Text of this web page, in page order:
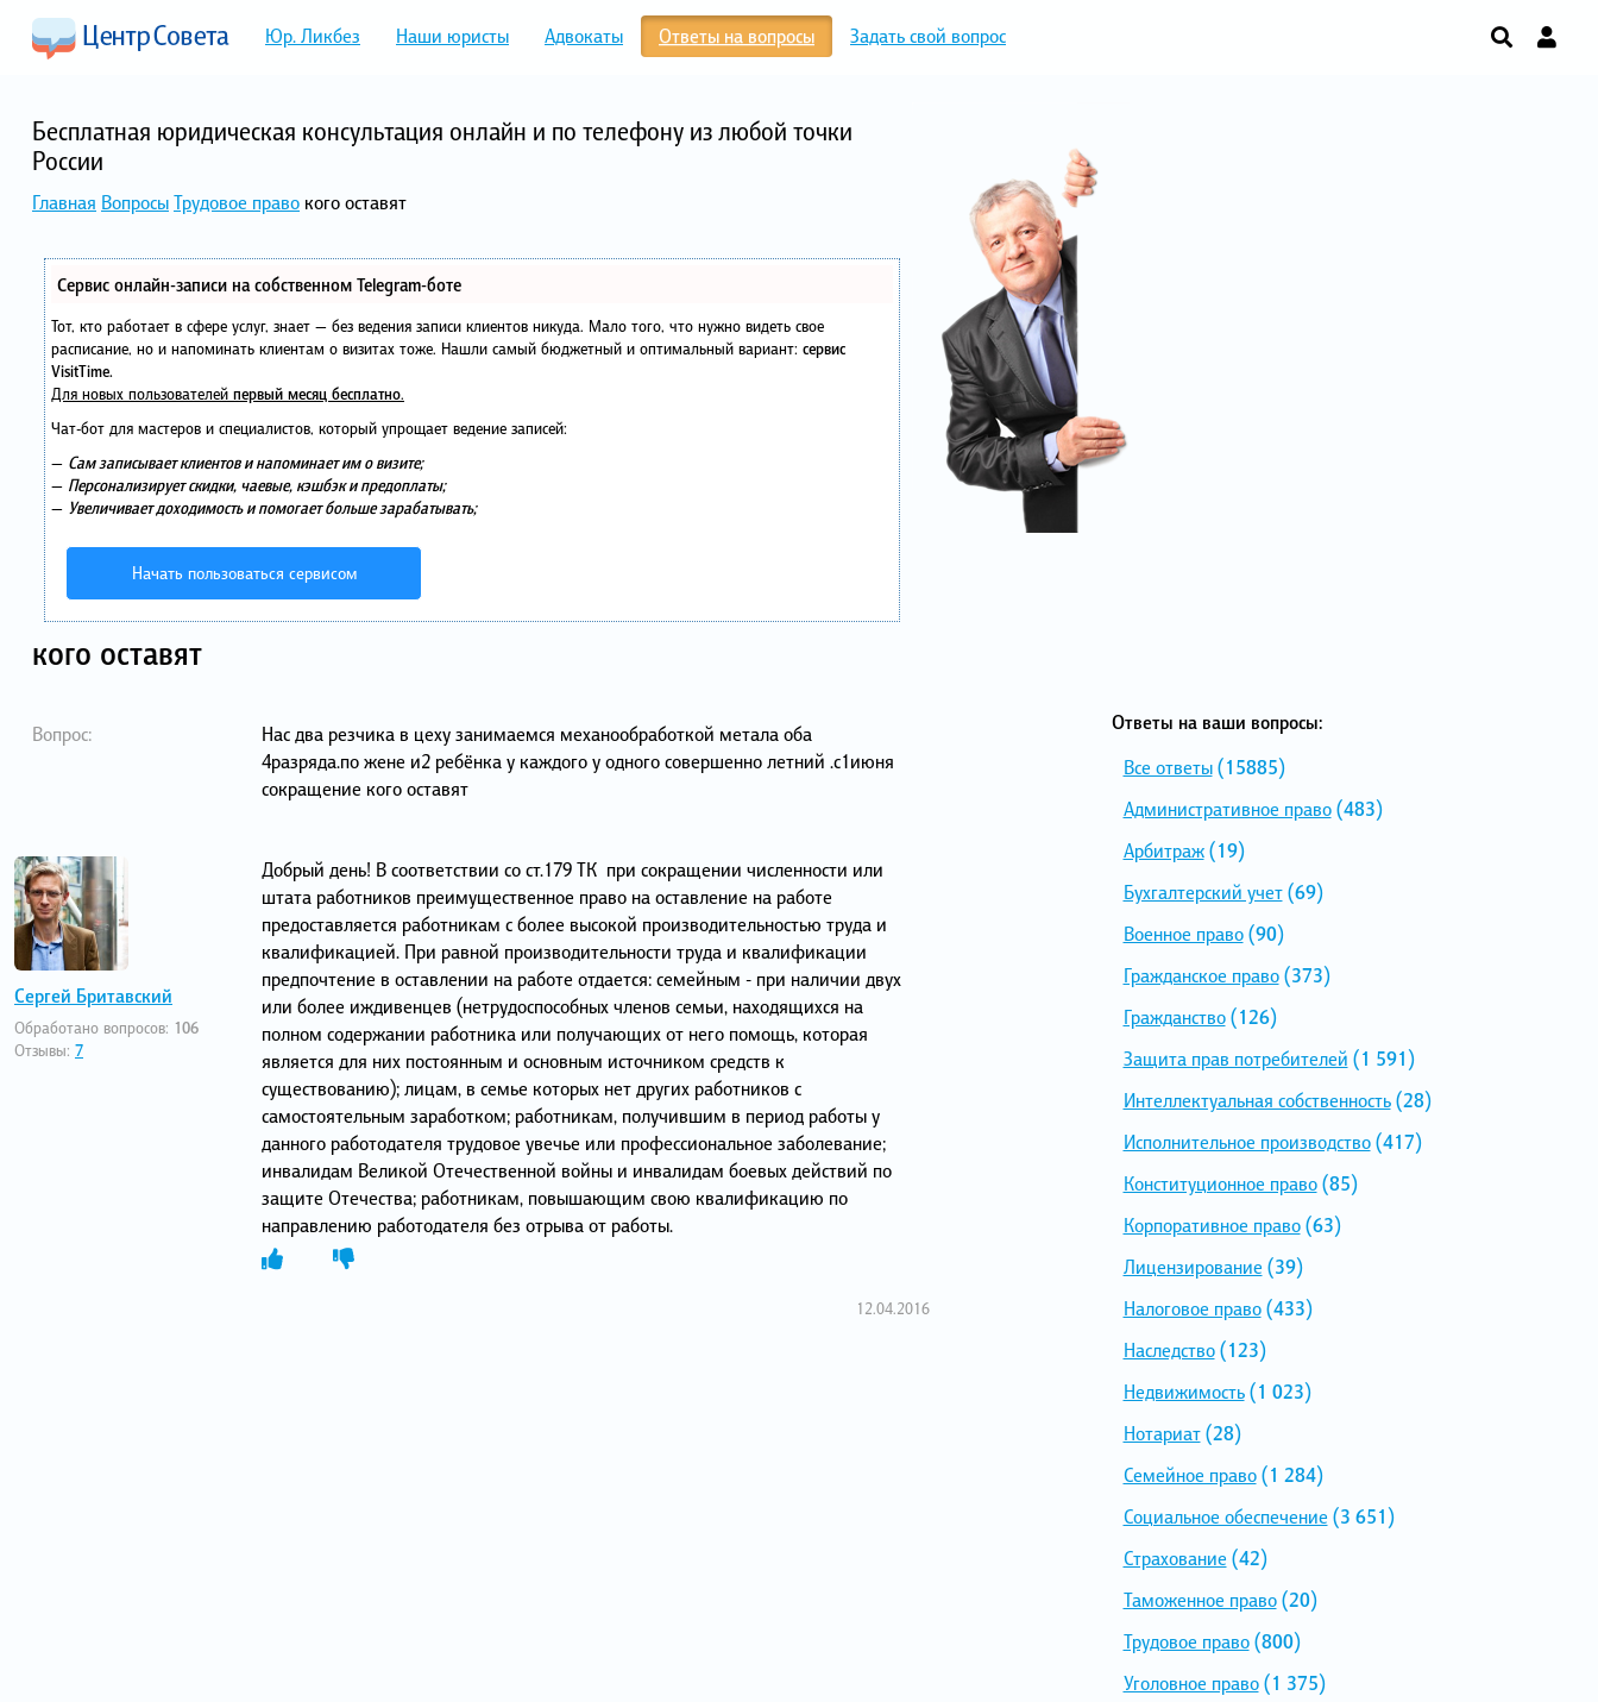
Юр. Ликбез Наши юристы Адвокаты Ответы на вопросы Задать свой вопрос
Бесплатная юридическая консультация онлайн и по телефону из любой точки
России
Главная ВопросыТрудовое право кого оставят
Сервис онлайн-записи на собственном Telegram-боте
Тот, кто работает в сфере услуг, знает — без ведения записи клиентов никуда. Мало того, что нужно видеть свое
расписание, но и напоминать клиентам о визитах тоже. Нашли самый бюджетный и оптимальный вариант: сервис
VisitTime.
Для новых пользователей первый месяц бесплатно.
Чат-бот для мастеров и специалистов, который упрощает ведение записей:
— Сам записывает клиентов и напоминает им о визите;
— Персонализирует скидки, чаевые, кэшбэк и предоплаты;
— Увеличивает доходимость и помогает больше зарабатывать;
Начать пользоваться сервисом
кого оставят
Вопрос:
Нас два резчика в цеху занимаемся механообработкой метала оба
4разряда.по жене и2 ребёнка у каждого у одного совершенно летний .с1июня
сокращение кого оставят
Сергей Бритавский
Обработано вопросов: 106
Отзывы: 7
Добрый день! В соответствии со ст.179 ТК при сокращении численности или
штата работников преимущественное право на оставление на работе
предоставляется работникам с более высокой производительностью труда и
квалификацией. При равной производительности труда и квалификации
предпочтение в оставлении на работе отдается: семейным - при наличии двух
или более иждивенцев (нетрудоспособных членов семьи, находящихся на
полном содержании работника или получающих от него помощь, которая
является для них постоянным и основным источником средств к
существованию); лицам, в семье которых нет других работников с
самостоятельным заработком; работникам, получившим в период работы у
данного работодателя трудовое увечье или профессиональное заболевание;
инвалидам Великой Отечественной войны и инвалидам боевых действий по
защите Отечества; работникам, повышающим свою квалификацию по
направлению работодателя без отрыва от работы.
12.04.2016
Ответы на ваши вопросы:
Все ответы(15885)
Административное право(483)
Арбитраж(19)
Бухгалтерский учет(69)
Военное право(90)
Гражданское право(373)
Гражданство(126)
Защита прав потребителей (1 591)
Интеллектуальная собственность(28)
Исполнительное производство(417)
Конституционное право(85)
Корпоративное право(63)
Лицензирование (39)
Налоговое право(433)
Наследство(123)
Недвижимость(1 023)
Нотариат(28)
Семейное право(1 284)
Социальное обеспечение (3 651)
Страхование (42)
Таможенное право(20)
Трудовое право(800)
Уголовное право(1 375)